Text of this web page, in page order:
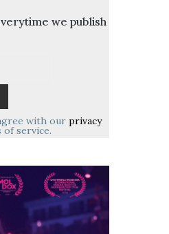
we publish
with our privacy
service.